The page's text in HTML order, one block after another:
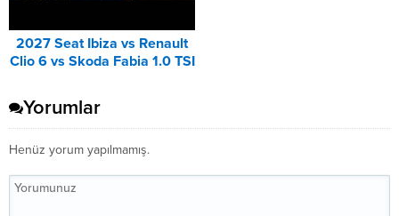
2027 Seat Ibiza vs Renault
Clio 6 vs Skoda Fabia 1.0 TSI
Yorumlar
Henüz yorum yapılmamış.